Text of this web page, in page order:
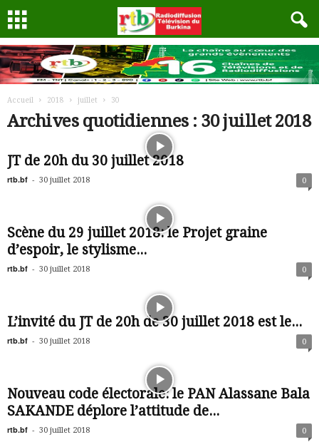
Accueil 2018 juillet 30
Archives quotidiennes : 30 juillet 2018
JT de 20h du 30 juillet 2018
rtb.bf - 30 juillet 2018 0
Scène du 29 juillet 2018: le Projet graine
d’espoir, le stylisme...
rtb.bf - 30 juillet 2018 0
L’invité du JT de 20h de 30 juillet 2018 est le...
rtb.bf - 30 juillet 2018 0
Nouveau code électorale: le PAN Alassane Bala
SAKANDE déplore l’attitude de...
rtb.bf - 30 juillet 2018 0